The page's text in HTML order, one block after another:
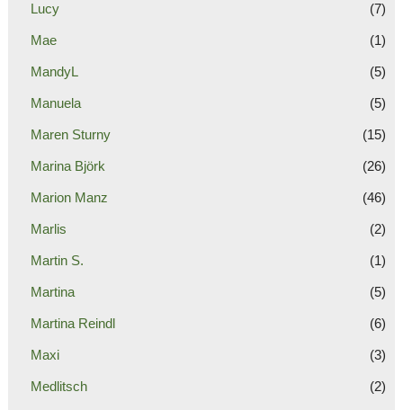
Lucy (7)
Mae (1)
MandyL (5)
Manuela (5)
Maren Sturny (15)
Marina Björk (26)
Marion Manz (46)
Marlis (2)
Martin S. (1)
Martina (5)
Martina Reindl (6)
Maxi (3)
Medlitsch (2)